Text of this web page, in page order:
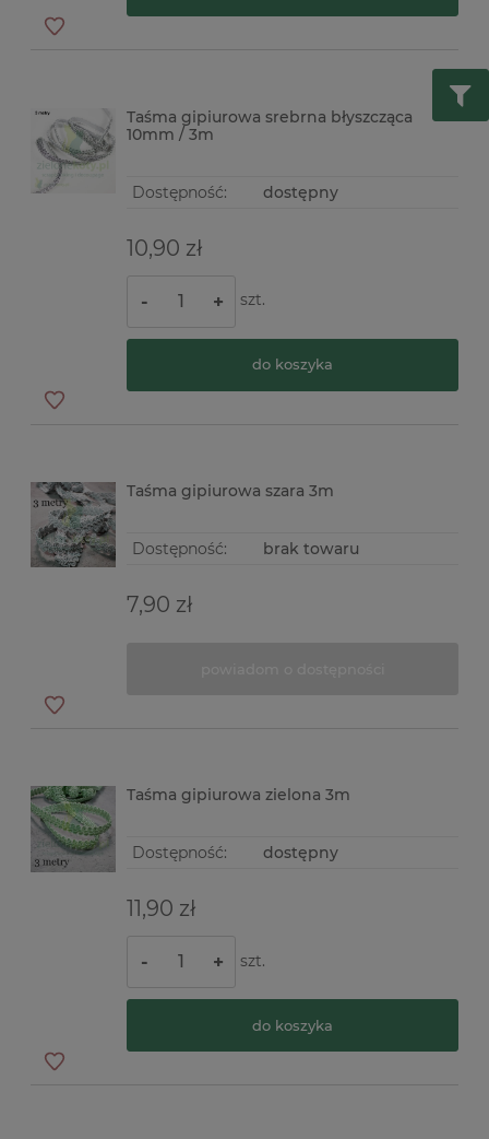
Taśma gipiurowa srebrna błyszcząca
10mm / 3m
Dostępność: dostępny
10,90 zł
- + szt.
do koszyka
Taśma gipiurowa szara 3m
Dostępność: brak towaru
7,90 zł
Taśma gipiurowa zielona 3m
Dostępność: dostępny
11,90 zł
- + szt.
do koszyka